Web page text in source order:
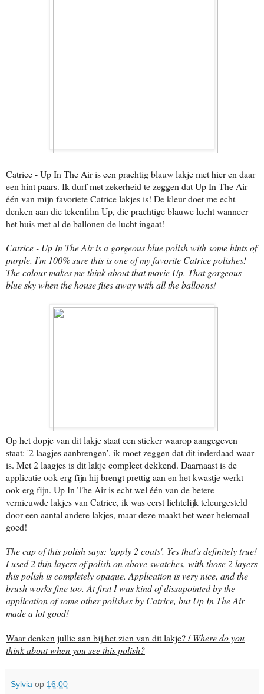
Catrice - Up In The Air is een prachtig blauw lakje met hier en daar
een hint paars. Ik durf met zekerheid te zeggen dat Up In The Air
één van mijn favoriete Catrice lakjes is! De kleur doet me echt
denken aan die tekenfilm Up, die prachtige blauwe lucht wanneer
het huis met al de ballonen de lucht ingaat!
Catrice - Up In The Air is a gorgeous blue polish with some hints of
purple. I'm 100% sure this is one of my favorite Catrice polishes!
The colour makes me think about that movie Up. That gorgeous
blue sky when the house flies away with all the balloons!
Op het dopje van dit lakje staat een sticker waarop aangegeven
staat: '2 laagjes aanbrengen', ik moet zeggen dat dit inderdaad waar
is. Met 2 laagjes is dit lakje compleet dekkend. Daarnaast is de
applicatie ook erg fijn hij brengt prettig aan en het kwastje werkt
ook erg fijn. Up In The Air is echt wel één van de betere
vernieuwde lakjes van Catrice, ik was eerst lichtelijk teleurgesteld
door een aantal andere lakjes, maar deze maakt het weer helemaal
goed!
The cap of this polish says: 'apply 2 coats'. Yes that's definitely true!
I used 2 thin layers of polish on above swatches, with those 2 layers
this polish is completely opaque. Application is very nice, and the
brush works fine too. At first I was kind of dissapointed by the
application of some other polishes by Catrice, but Up In The Air
made a lot good!
Waar denken jullie aan bij het zien van dit lakje? /Where do you
think about when you see this polish?
Sylvia op 16:00